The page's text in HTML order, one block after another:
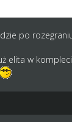
po
elita w